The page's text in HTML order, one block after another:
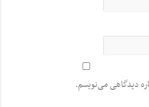
دیدگاهی می‌نویسم.